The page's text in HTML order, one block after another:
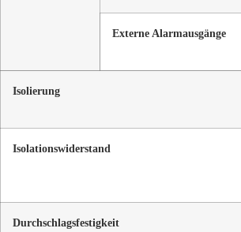
Externe Alarmausgänge
Isolierung
Isolationswiderstand
Durchschlagsfestigkeit